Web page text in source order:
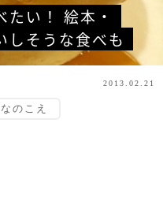
い！ 絵本・
しそうな食べも
2013.02.21
のこえ